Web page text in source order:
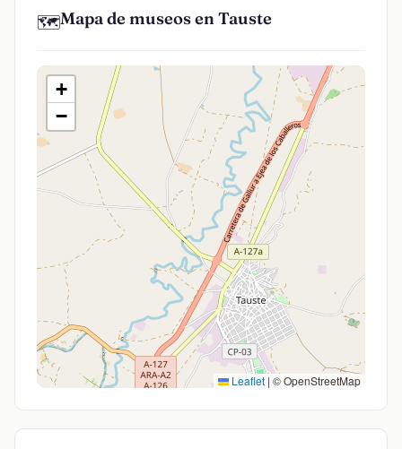
🗺️Mapa de museos en Tauste
+
−
Leaflet | © OpenStreetMap